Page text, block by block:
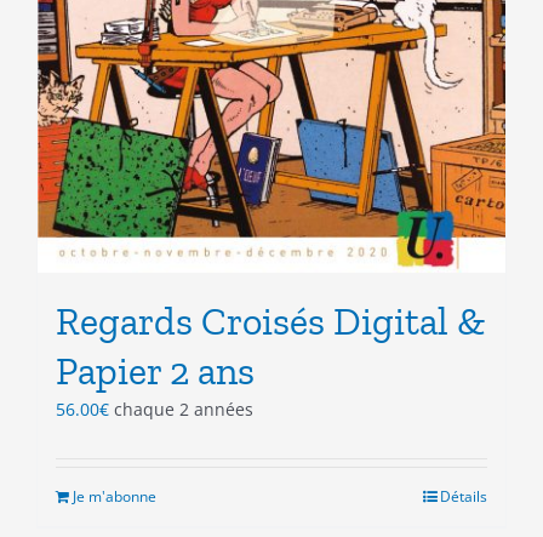
Regards Croisés Digital &
Papier 2 ans
56.00€ chaque 2 années
Je m'abonne Détails